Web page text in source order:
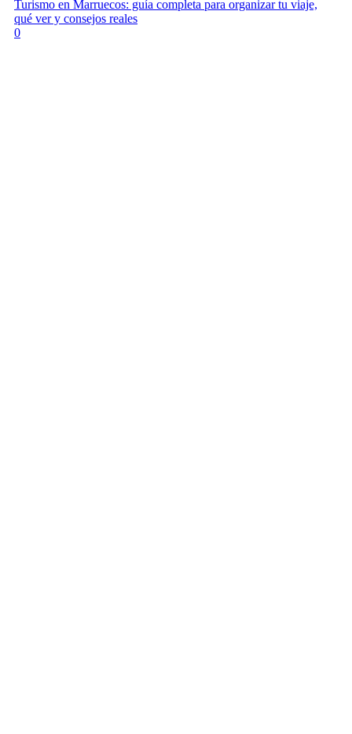
Turismo en Marruecos: guía completa para organizar tu viaje,
qué ver y consejos reales
0